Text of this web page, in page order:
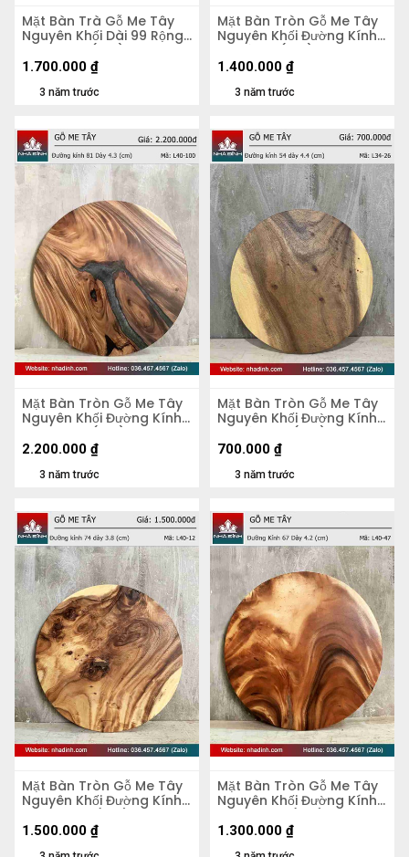
Mặt Bàn Trà Gỗ Me Tây
Nguyên Khối Dài 99 Rộng
51 Dày 5,2 (cm)
3 năm trước
1.700.000 ₫
Mặt Bàn Tròn Gỗ Me Tây
Nguyên Khối Đường Kính
70 Dày 4 (cm)
3 năm trước
1.400.000 ₫
Mặt Bàn Tròn Gỗ Me Tây
Nguyên Khối Đường Kính
81 Dày 4,3 (cm)
3 năm trước
2.200.000 ₫
Mặt Bàn Tròn Gỗ Me Tây
Nguyên Khối Đường Kính
54 Dày 4.4 (cm)
3 năm trước
700.000 ₫
Mặt Bàn Tròn Gỗ Me Tây
Nguyên Khối Đường Kính
74 Dày 3.8 (cm)
1.500.000 ₫
Mặt Bàn Tròn Gỗ Me Tây
Nguyên Khối Đường Kính
67 Dày 4,2 (cm)
1.300.000 ₫